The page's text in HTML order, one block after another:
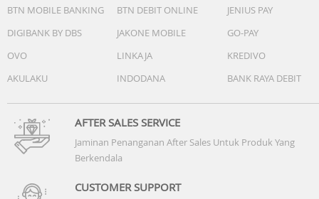
BTN MOBILE BANKING
BTN DEBIT ONLINE
JENIUS PAY
DIGIBANK BY DBS
JAKONE MOBILE
GO-PAY
OVO
LINKAJA
KREDIVO
AKULAKU
INDODANA BANK RAYA DEBIT
AFTER SALES SERVICE
Jaminan Penanganan After Sales Untuk Produk Yang
Berkendala
CUSTOMER SUPPORT